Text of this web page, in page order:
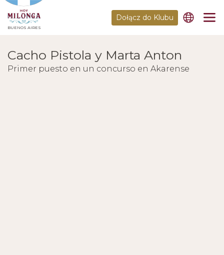
BUENOS AIRES
Dołącz do Klubu
Cacho Pistola y Marta Anton
Primer puesto en un concurso en Akarense